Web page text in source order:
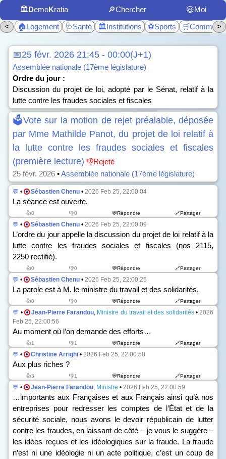
🏛️DemoKratia 🔎Chercher
😃Moi
<
🏠Logement 🩺Santé 🏛️Institutions ⚽Sports >
📅25 févr. 2026 21:45 - 00:00(J+1)
Assemblée nationale (17ème législature)
Ordre du jour :
Discussion du projet de loi, adopté par le Sénat, relatif à la
lutte contre les fraudes sociales et fiscales
🗳️Vote sur la motion de rejet préalable, déposée
par Mme Mathilde Panot, du projet de loi relatif à
la lutte contre les fraudes sociales et fiscales
(première lecture) 👎Rejeté
25 févr. 2026 •Assemblée nationale (17ème législature)
💬 • Sébastien Chenu • 2026 Feb 25, 22:00:04
La séance est ouverte.
👍0 👎0 💬Répondre 🔗Partager
💬 • Sébastien Chenu • 2026 Feb 25, 22:00:09
L’ordre du jour appelle la discussion du projet de loi relatif à la
lutte contre les fraudes sociales et fiscales (nos 2115,
2250 rectifié).
👍0 👎0 💬Répondre 🔗Partager
💬 • Sébastien Chenu • 2026 Feb 25, 22:00:25
La parole est à M. le ministre du travail et des solidarités.
👍0 👎0 💬Répondre 🔗Partager
💬 • Jean-Pierre Farandou, Ministre du travail et des solidarités• 2026
Feb 25, 22:00:56
Au moment où l’on demande des efforts…
👍1 👎1 💬Répondre 🔗Partager
💬 • Christine Arrighi • 2026 Feb 25, 22:00:58
Aux plus riches ?
👍3 👎1 💬Répondre 🔗Partager
💬 • Jean-Pierre Farandou, Ministre • 2026 Feb 25, 22:00:59
…importants aux Françaises et aux Français ainsi qu’à nos
entreprises pour redresser les comptes de l’État et de la
sécurité sociale, nous avons le devoir républicain de lutter
contre les fraudes, en laissant de côté – je vous le suggère –
les idées reçues et les idéologiques sur la fraude. La fraude
n’est ni une idéologie ni un acte politique, c’est un coup de